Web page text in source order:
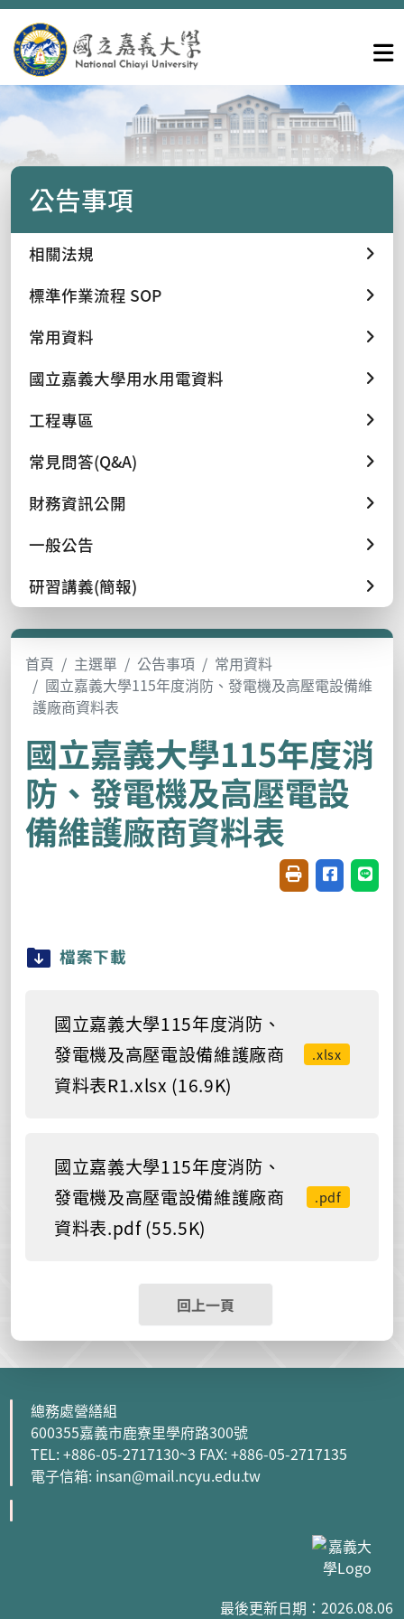
公告事項
相關法規
標準作業流程 SOP
常用資料
國立嘉義大學用水用電資料
工程專區
常見問答(Q&A)
財務資訊公開
一般公告
研習講義(簡報)
首頁 主選單 公告事項
常用資料
國立嘉義大學115年度消防、發電機及高壓電設備維
護廠商資料表
國立嘉義大學115年度消
防、發電機及高壓電設
備維護廠商資料表
友善列印(開新視
分享至臉書
分享
檔案下載
國立嘉義大學115年度消防、
發電機及高壓電設備維護廠商
資料表R1.xlsx (16.9K)
.xlsx
國立嘉義大學115年度消防、
發電機及高壓電設備維護廠商
資料表.pdf (55.5K)
.pdf
回上一頁
總務處營繕組
600355嘉義市鹿寮里學府路300號
TEL: +886-05-2717130~3 FAX: +886-05-2717135
電子信箱: insan@mail.ncyu.edu.tw
最後更新日期：2026.08.06